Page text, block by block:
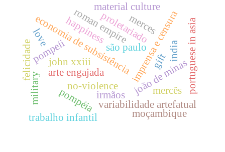
imprensa e censura
arte engajada
economia de subsistência
são paulo
proletariado
joão de minas
variabilidade artefatual
material culture
roman empire
pompeii
happiness
pompéia
felicidade
no-violence
john xxiii
love
trabalho infantil
portuguese in asia
moçambique
gift
merces
military mercês
india
irmãos